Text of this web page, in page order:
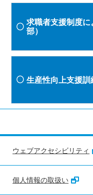
求職者支援制度
部）
生産性向上支援訓
ウェブアクセシビリティ
個人情報の取扱い